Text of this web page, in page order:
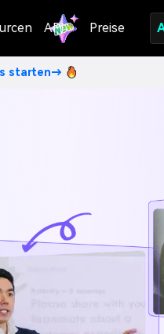
API Preise
starten→